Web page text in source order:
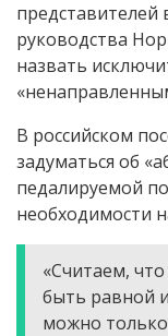
представителей
руководства
назвать
В российском
задуматься об
педалируемой
необходимости
«Считаем,
быть равной
можно